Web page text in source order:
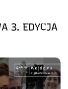
3. EDYCJA